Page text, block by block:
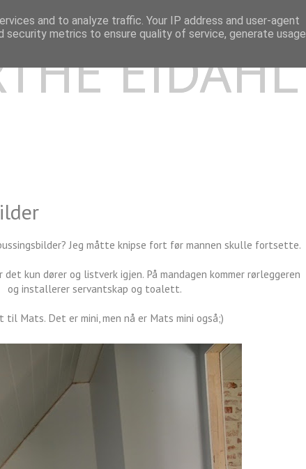
EIDAHL
Jeg måtte knipse fort før mannen skulle fortsette.
kun dører og listverk igjen. På mandagen kommer rørleggeren
og installerer servantskap og toalett.
til Mats. Det er mini, men nå er Mats mini også;)
and to analyze traffic. Your IP address and user-agent
security metrics to ensure quality of service, generate usage